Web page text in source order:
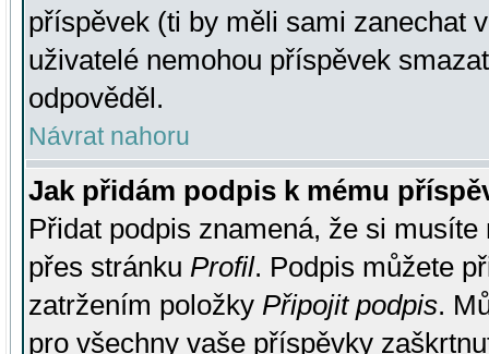
příspěvek (ti by měli sami zanechat
uživatelé nemohou příspěvek
odpověděl.
Návrat nahoru
Jak přidám podpis k mému
Přidat podpis znamená, že si
přes stránku Profil. Podpis můžete
zatržením položky Připojit podpis.
pro všechny vaše příspěvky